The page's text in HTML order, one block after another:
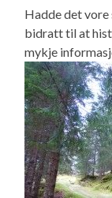
Hadde det vore
bidratt til at
mykje